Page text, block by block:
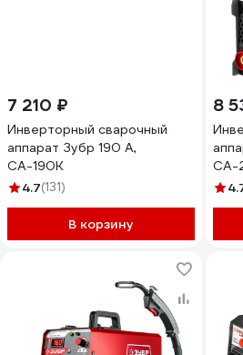
7 210 ₽
Инверторный сварочный
аппарат Зубр 190 А,
СА-190К
4.7(131)
В корзину
8
СА-